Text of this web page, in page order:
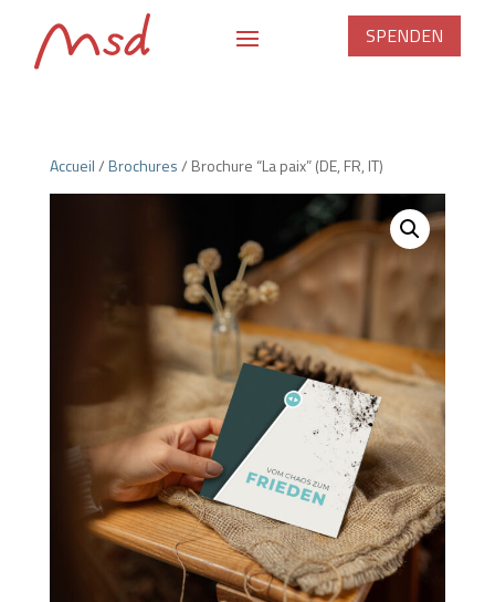
SPENDEN
Accueil/Brochures/ Brochure “La paix” (DE, FR, IT)